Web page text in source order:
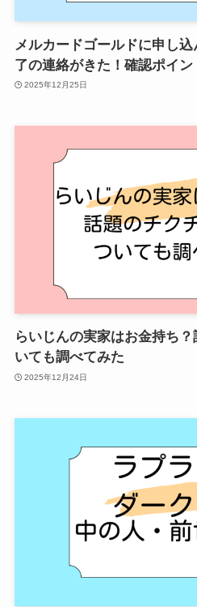
メルカードゴールドに申し
了の連絡がきた！確認ポイ
2025年12月25日
らいじんの実家はお金持ち
いても調べてみた
2025年12月24日